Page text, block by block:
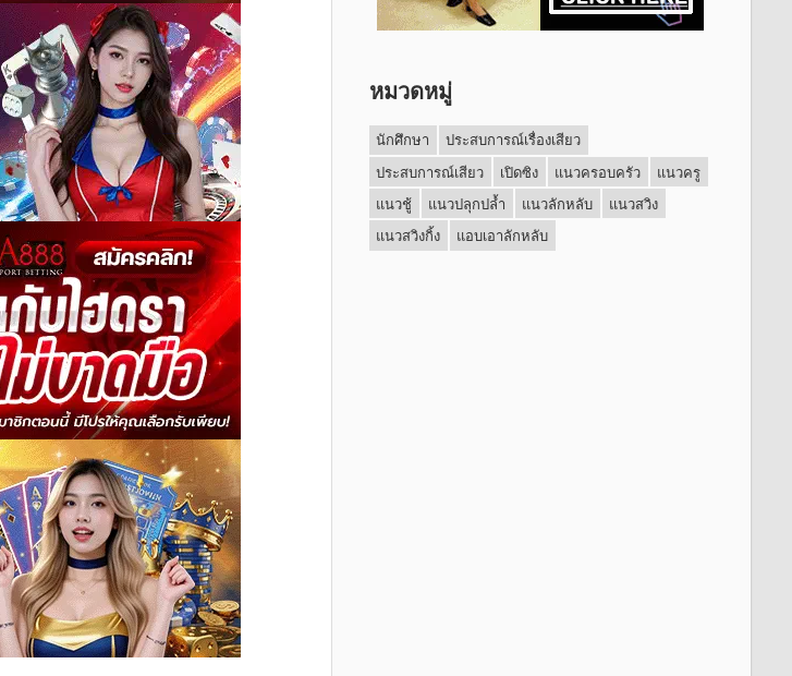
หมวดหมู่
นักศึกษา
ประสบการณ์เรื่องเสียว
ประสบการณ์เสียว
เปิดซิง แนวครอบครัว
แนวครู
แนวชู้
แนวปลุกปล้ำ แนวลักหลับ
แนวสวิง
แนวสวิงกิ้ง
แอบเอาลักหลับ